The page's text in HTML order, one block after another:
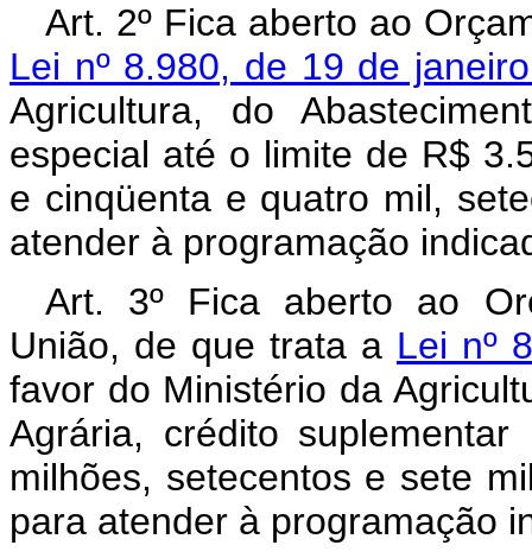
Art. 2º Fica aberto ao
Lei nº 8.980, de 19 de
Agricultura, do
especial até o limite de R$
e cinqüenta e quatro mil,
atender à programação
Art. 3º Fica aberto ao
União, de que trata a Lei nº
favor do Ministério da
Agrária, crédito
milhões, setecentos e sete
para atender à programação